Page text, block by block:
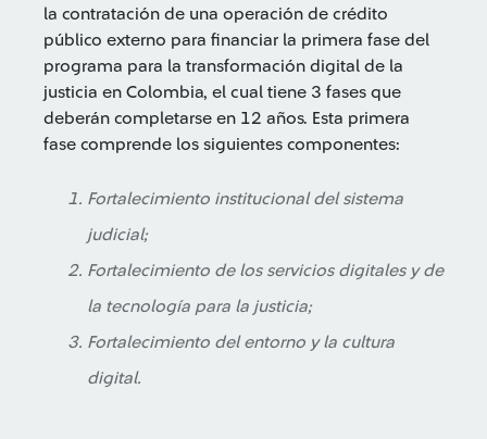
la contratación de una operación de crédito
público externo para financiar la primera fase del
programa para la transformación digital de la
justicia en Colombia, el cual tiene 3 fases que
deberán completarse en 12 años. Esta primera
fase comprende los siguientes componentes:
Fortalecimiento institucional del sistema
judicial;
Fortalecimiento de los servicios digitales y de
la tecnología para la justicia;
Fortalecimiento del entorno y la cultura
digital.